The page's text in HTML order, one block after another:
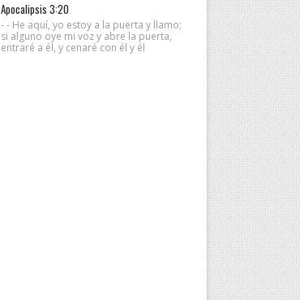
Apocalipsis 3:20
- - He aquí, yo estoy a la puerta y llamo;
si alguno oye mi voz y abre la puerta,
entraré a él, y cenaré con él y él